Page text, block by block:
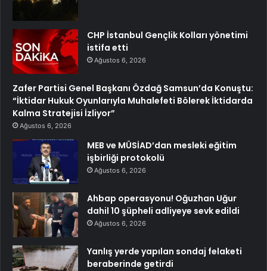
CHP İstanbul Gençlik Kolları yönetimi
istifa etti
Ağustos 6, 2026
Zafer Partisi Genel Başkanı Özdağ Samsun’da Konuştu:
“İktidar Hukuk Oyunlarıyla Muhalefeti Bölerek İktidarda
Kalma Stratejisi İzliyor”
Ağustos 6, 2026
MEB ve MÜSİAD’dan mesleki eğitim
işbirliği protokolü
Ağustos 6, 2026
Ahbap operasyonu! Oğuzhan Uğur
dahil 10 şüpheli adliyeye sevk edildi
Ağustos 6, 2026
Yanlış yerde yapılan sondaj felaketi
beraberinde getirdi